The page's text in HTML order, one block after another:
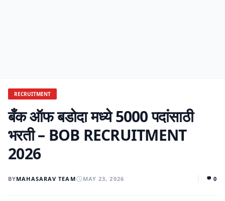
RECRUITMENT
बँक ऑफ बडोदा मध्ये 5000 पदांसाठी
भरती – BOB RECRUITMENT
2026
BYMAHASARAV TEAM MAY 23, 2026 0